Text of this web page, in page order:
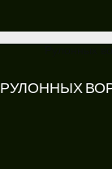
РУЛОННЫХ